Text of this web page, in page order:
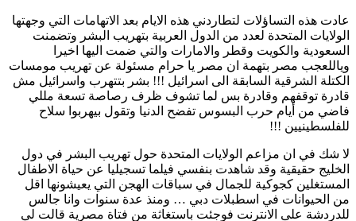
عادت هذه التساؤلات لتطاردني هذه الايام بعد الاتهامات التي وجهتها
الولايات المتحدة لعدد من الدول العربية بتهريب البشر وتضمنت
السعودية والكويت وقطر والامارات والتي ضمت اليها اخيرا
وياللعجب مصر بتهمة ان مصر يا حرام مسئولة عن تهريب مومسات
الكتلة الشرقية السابقة الى اسرائيل !!! بشر بتتهرب واسرائيل مش
قادرة توقفهم وقادرة بس لما تشوف ظرف رصاصة تسعة مللي
فاضي من أيام حرب البسوس تفضح الدنيا وتقول بيهربوا سلاح
للفلسطينيين !!!
لا شك في ان مزاعم الولايات المتحدة حول تهريب البشر في دول
الخليج حقيقية وقد شاهدت بنفسي فيلما تسجيليا عن حياة الاطفال
المستغلين كجوكية للجمال في سباقات الهجن التي يعيشونها اقل
من الحيوانات في اسطبلات دبي … ومنذ عدة سنوات وانا جالس
للدردشة على الانترنت فوجئت باستغاثة من فتاة مصرية قالت لي